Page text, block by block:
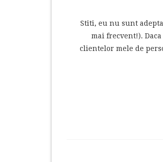
Stiti, eu nu sunt
mai frecvent!).
clientelor mele de